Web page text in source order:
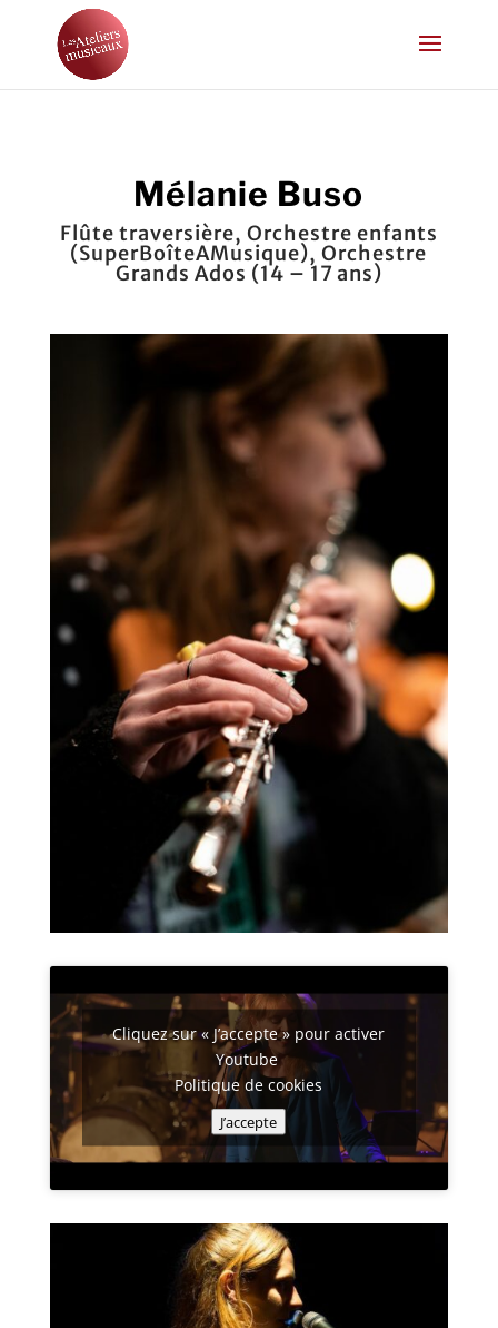
Mélanie Buso
Flûte traversière, Orchestre enfants
(SuperBoîteAMusique), Orchestre
Grands Ados (14 – 17 ans)
Cliquez sur « J’accepte » pour activer
Youtube
Politique de cookies
J’accepte